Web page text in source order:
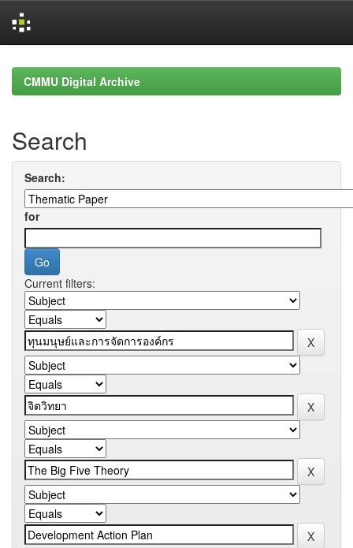
navigationCMMU Digital Archive
Search
Search:
for
Current filters: